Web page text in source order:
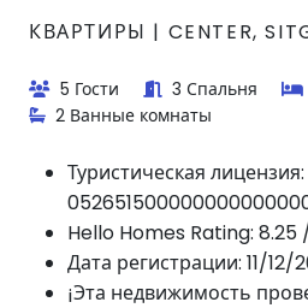
КВАРТИРЫ | CENTER,
5 Гости 3 Спальня
2 Ванные комнаты
Туристическая лицензия:
Hello Homes Rating: 8.25
Дата регистрации: 11/12/
¡Эта недвижимость